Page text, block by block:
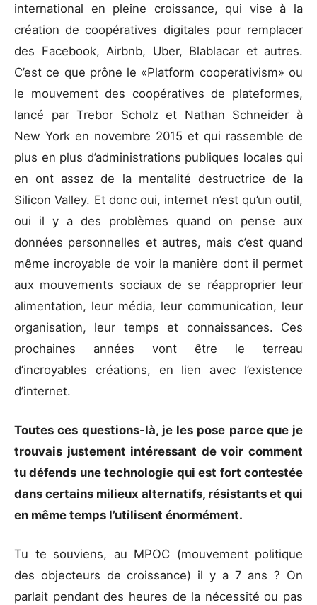
international en pleine croissance, qui vise à la
création de coopératives digitales pour remplacer
des Facebook, Airbnb, Uber, Blablacar et autres.
C’est ce que prône le «Platform cooperativism» ou
le mouvement des coopératives de plateformes,
lancé par Trebor Scholz et Nathan Schneider à
New York en novembre 2015 et qui rassemble de
plus en plus d’administrations publiques locales qui
en ont assez de la mentalité destructrice de la
Silicon Valley. Et donc oui, internet n’est qu’un outil,
oui il y a des problèmes quand on pense aux
données personnelles et autres, mais c’est quand
même incroyable de voir la manière dont il permet
aux mouvements sociaux de se réapproprier leur
alimentation, leur média, leur communication, leur
organisation, leur temps et connaissances. Ces
prochaines années vont être le terreau
d’incroyables créations, en lien avec l’existence
d’internet.
Toutes ces questions-là, je les pose parce que je
trouvais justement intéressant de voir comment
tu défends une technologie qui est fort contestée
dans certains milieux alternatifs, résistants et qui
en même temps l’utilisent énormément.
Tu te souviens, au MPOC (mouvement politique
des objecteurs de croissance) il y a 7 ans ? On
parlait pendant des heures de la nécessité ou pas